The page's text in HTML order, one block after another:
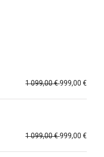
1 099,00 €999,00 €
1 099,00 €999,00 €